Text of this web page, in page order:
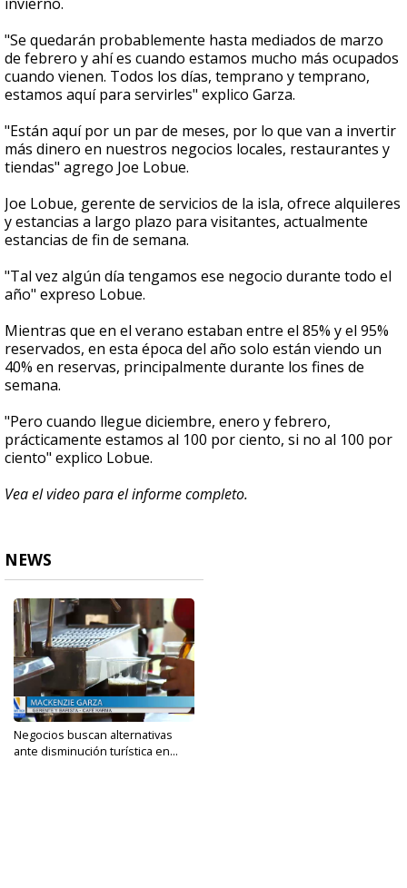
"Se quedarán probablemente hasta mediados de marzo
de febrero y ahí es cuando estamos mucho más ocupados
cuando vienen. Todos los días, temprano y temprano,
estamos aquí para servirles" explico Garza.
"Están aquí por un par de meses, por lo que van a invertir
más dinero en nuestros negocios locales, restaurantes y
tiendas" agrego Joe Lobue.
Joe Lobue, gerente de servicios de la isla, ofrece alquileres
y estancias a largo plazo para visitantes, actualmente
estancias de fin de semana.
"Tal vez algún día tengamos ese negocio durante todo el
año" expreso Lobue.
Mientras que en el verano estaban entre el 85% y el 95%
reservados, en esta época del año solo están viendo un
40% en reservas, principalmente durante los fines de
semana.
"Pero cuando llegue diciembre, enero y febrero,
prácticamente estamos al 100 por ciento, si no al 100 por
ciento" explico Lobue.
Vea el video para el informe completo.
NEWS
Negocios buscan alternativas
ante disminución turística en...